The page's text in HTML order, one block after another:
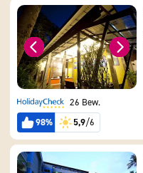
26 Bew.
98%
5,9/6